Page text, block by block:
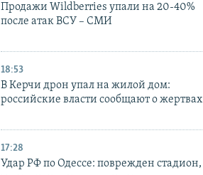
Продажи Wildberries упали на 20-40%
после атак ВСУ – СМИ
18:53
В Керчи дрон упал на жилой дом:
российские власти сообщают о жертвах
17:28
Удар РФ по Одессе: поврежден стадион,